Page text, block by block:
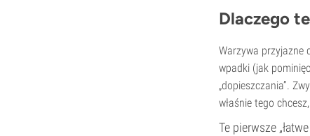
Dlaczego
Warzywa przyjazne
wpadki (jak
„dopieszczania”.
właśnie tego
Te pierwsze